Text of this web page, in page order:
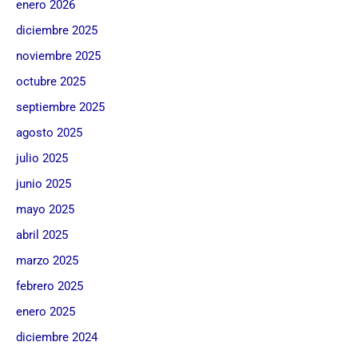
enero 2026
diciembre 2025
noviembre 2025
octubre 2025
septiembre 2025
agosto 2025
julio 2025
junio 2025
mayo 2025
abril 2025
marzo 2025
febrero 2025
enero 2025
diciembre 2024